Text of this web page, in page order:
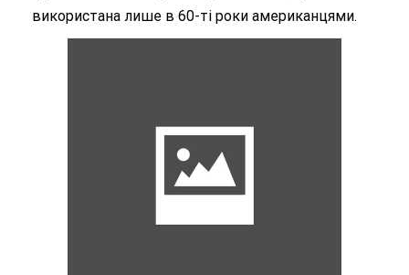
використана лише в 60-ті роки американцями.